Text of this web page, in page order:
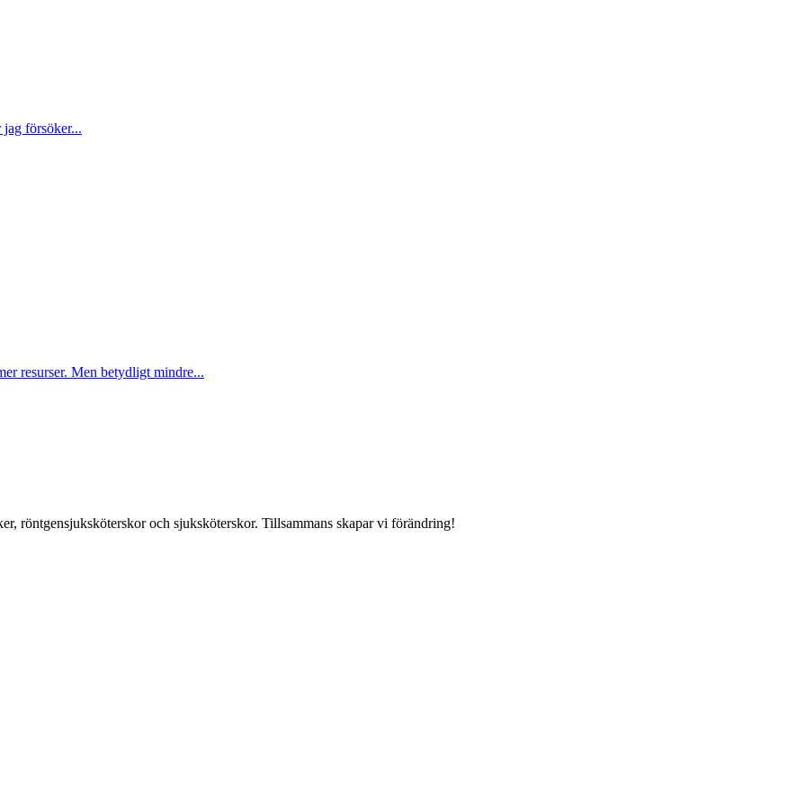
jag försöker...
resurser. Men betydligt mindre...
röntgensjuksköterskor och sjuksköterskor. Tillsammans skapar vi förändring!